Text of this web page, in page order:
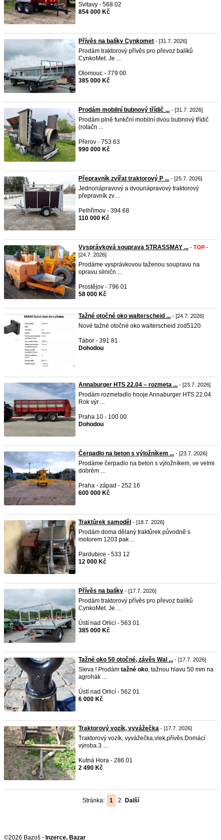
Svitavy - 568 02
854 000 Kč
Přívěs na balíky Cynkomet - [31.7. 2026]
Prodám traktorový přívěs pro převoz balíků
CynkoMet. Je ...
Olomouc - 779 00
385 000 Kč
Prodám mobilní bubnový třídič ... - [31.7. 2026]
Prodám plně funkční mobilní dvou bubnový třídič
(rotačn ...
Přerov - 753 63
990 000 Kč
Přepravník zvířat traktorový P ... - [25.7. 2026]
Jednonápravový a dvounápravový traktorový
přepravník zv ...
Pelhřimov - 394 68
110 000 Kč
Vysprávková souprava STRASSMAY ... - TOP -
[24.7. 2026]
Prodáme vysprávkovou taženou soupravu na
opravu silničn ...
Prostějov - 796 01
58 000 Kč
Tažné otočné oko walterscheid ... - [24.7. 2026]
Nové tažné otočné oko walterscheid zod5120
Tábor - 391 81
Dohodou
Annaburger HTS 22.04 – rozmeta ... - [23.7. 2026]
Prodám rozmetadlo hnoje Annaburger HTS 22.04
Rok výr ...
Praha 10 - 100 00
Dohodou
Čerpadlo na beton s výložníkem ... - [23.7. 2026]
Prodáme čerpadlo na beton s výložníkem, ve velmi
dobrém ...
Praha - západ - 252 16
600 000 Kč
Traktůrek samoděl - [18.7. 2026]
Prodám doma dělaný traktůrek původně s
motorem 1203 pak ...
Pardubice - 533 12
12 000 Kč
Přívěs na balíky - [17.7. 2026]
Prodám traktorový přívěs pro převoz balíků
CynkoMet. Je ...
Ústí nad Orlicí - 563 01
385 000 Kč
Tažné oko 50 otočné, závěs Wal ... - [17.7. 2026]
Sleva ! Prodám tažné oko, tažnou hlavu 50 mm na
agrohák ...
Ústí nad Orlicí - 562 01
6 000 Kč
Traktorový vozík, vyvážečka - [17.7. 2026]
Traktorový vozík, vyvážečka,vlek,přívěs.Domácí
výroba.3 ...
Kutná Hora - 286 01
2 490 Kč
Stránka: 1 2 Další
©2026 Bazoš - Inzerce, Bazar